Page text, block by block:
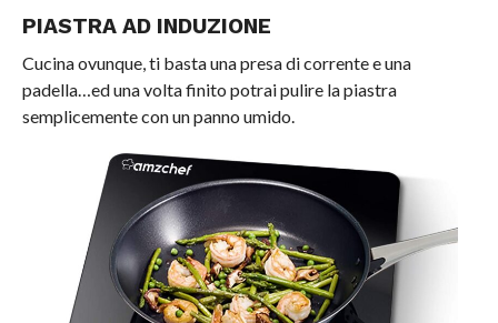
PIASTRA AD INDUZIONE
Cucina ovunque, ti basta una presa di corrente e una
padella…ed una volta finito potrai pulire la piastra
semplicemente con un panno umido.